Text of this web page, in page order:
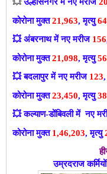
कोरोना मुक्त21,963, मृत्यु
💥अंबरनाथ में नए मरीज 156
कोरोना मुक्त21,098, मृत्यु
💥बदलापुर में नए मरीज 123,
कोरोना मुक्त23,450, मृत्यु
💥कल्याण-डोंबिवली में नए
कोरोना मुक्त1,46,203, मृत्यु
उम्रदराज